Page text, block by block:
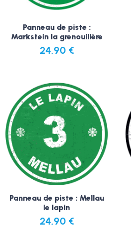
Panneau de piste :
Markstein la grenouillère
24,90 €
Panneau de piste : Mellau
le lapin
24,90 €